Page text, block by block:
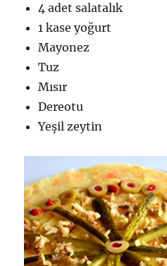
4 adet salatalık
1 kase yoğurt
Mayonez
Tuz
Mısır
Dereotu
Yeşil zeytin